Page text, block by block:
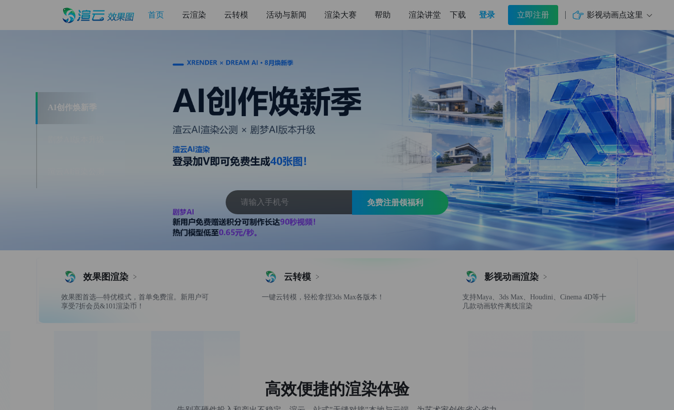
首页 云渲染 云转模 活动与新闻 渲染大赛 帮助 渲染讲堂 下载 登录 立即注册 影视动画点这里
AI创作焕新季
免费注册领福利
效果图渲染
效果图首选—特优模式，首单免费渲。新用户可
享受7折会员&101渲染币！
云转模
一键云转模，轻松拿捏3ds Max各版本！
影视动画渲染
支持Maya、3ds Max、Houdini、Cinema 4D等十
几款动画软件离线渲染
高效便捷的渲染体验